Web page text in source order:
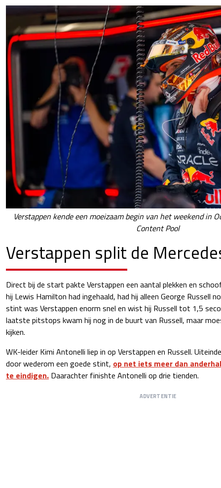
Verstappen kende een moeizaam begin van het weekend in
Content Pool
Verstappen split de
Direct bij de start pakte Verstappen een aantal plekken en
hij Lewis Hamilton had ingehaald, had hij alleen George Russell
stint was Verstappen enorm snel en wist hij Russell tot 1,5
laatste pitstops kwam hij nog in de buurt van Russell, maar
kijken.
WK-leider Kimi Antonelli liep in op Verstappen en Russell.
door wederom een goede stint, op net iets meer dan
te eindigen. Daarachter finishte Antonelli op drie tienden.
ADVERTENTIE